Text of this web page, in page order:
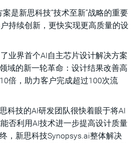
是新思科技“技术至新”战略的重要
持续创新，更快实现更高质量的设
业界首个AI自主芯片设计解决方案
域的新一轮革命：设计结果改善高
倍，助力客户完成超过100次流
科技的AI研发团队很快着眼于将AI
否利用AI技术进一步提高设计质量
，新思科技Synopsys.ai整体解决